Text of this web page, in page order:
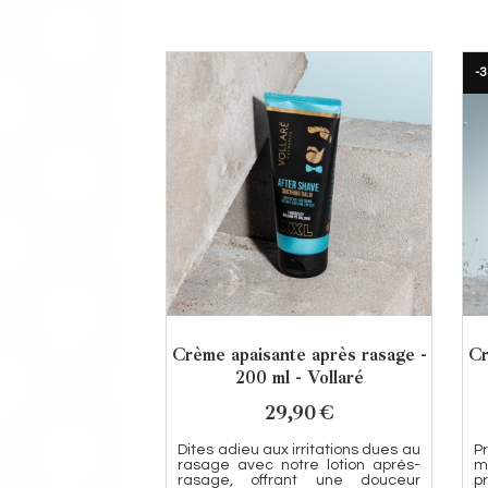
Crème apaisante après rasage -
200 ml - Vollaré
29,90€
Dites adieu aux irritations dues au
rasage avec notre lotion après-
rasage, offrant une douceur
-